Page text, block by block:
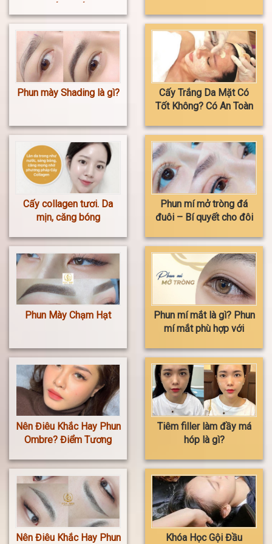
nhiêu?
Phun mày Shading là gì?
Cấy Trắng Da Mặt Có
Tốt Không? Có An Toàn
Cấy collagen tươi. Da
mịn, căng bóng
Phun mí mở tròng đá
đuôi – Bí quyết cho đôi
tự nhiên
Phun Mày Chạm Hạt
Phun mí mắt là gì? Phun
mí mắt phù hợp với
ham rẻ không?
Nên Điêu Khắc Hay Phun
Ombre? Điểm Tương
Tiêm filler làm đầy má
hóp là gì?
Nên Điêu Khắc Hay Phun
Khóa Học Gội Đầu